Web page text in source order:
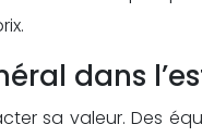
dans
sa valeur. Des